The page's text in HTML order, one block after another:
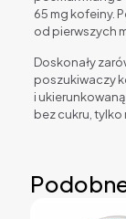
65 mg kofeiny.
od pierwszych
Doskonały
poszukiwaczy
i
bez cukru, tylko